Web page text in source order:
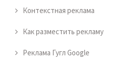
Контекстная реклама
Как разместить рекламу
Реклама Гугл Google